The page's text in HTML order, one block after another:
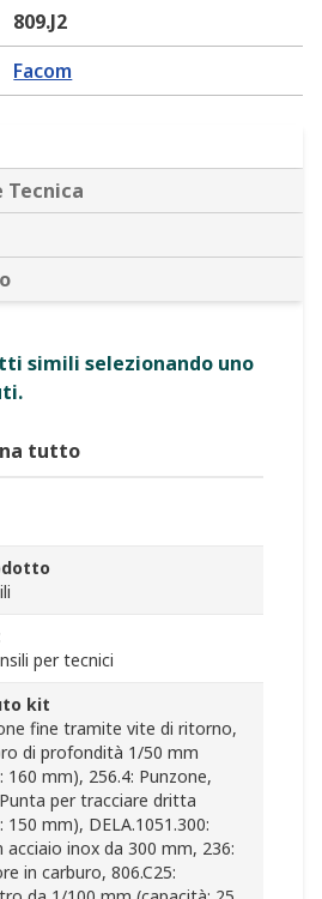
809.J2
Facom
Tecnica
simili selezionando uno
tutto
per tecnici
kit
fine tramite vite di ritorno,
di profondità 1/50 mm
160 mm), 256.4: Punzone,
per tracciare dritta
150 mm), DELA.1051.300:
acciaio inox da 300 mm, 236:
in carburo, 806.C25: